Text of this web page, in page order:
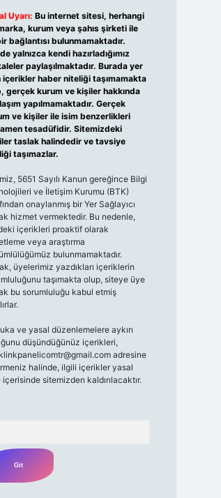
Uyarı: Bu internet sitesi, herhangi
kurum veya şahıs şirketi ile
bağlantısı bulunmamaktadır.
yalnızca kendi hazırladığımız
paylaşılmaktadır. Burada yer
içerikler haber niteliği taşımamakta
gerçek kurum ve kişiler hakkında
yapılmamaktadır. Gerçek
ve kişiler ile isim benzerlikleri
tesadüfidir. Sitemizdeki
taslak halindedir ve tavsiye
taşımazlar.
5651 Sayılı Kanun gereğince Bilgi
ve İletişim Kurumu (BTK)
onaylanmış bir Yer Sağlayıcı
hizmet vermektedir. Bu nedenle,
içerikleri proaktif olarak
veya araştırma
bulunmamaktadır.
üyelerimiz yazdıkları içeriklerin
taşımakta olup, siteye üye
bu sorumluluğu kabul etmiş
ve yasal düzenlemelere aykırı
düşündüğünüz içerikleri,
adresine
halinde, ilgili içerikler yasal
içerisinde sitemizden kaldırılacaktır.